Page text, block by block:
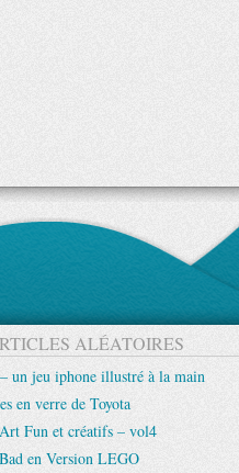
ALÉATOIRES
un jeu iphone illustré à la main
en verre de Toyota
Fun et créatifs – vol4
en Version LEGO